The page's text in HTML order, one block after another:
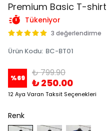
Premium Basic T-shirt
Tükeniyor
3 değerlendirme
Ürün Kodu: BC-BT01
%69 ₺ 799.90
₺ 250.00
12 Aya Varan Taksit Seçenekleri
Renk